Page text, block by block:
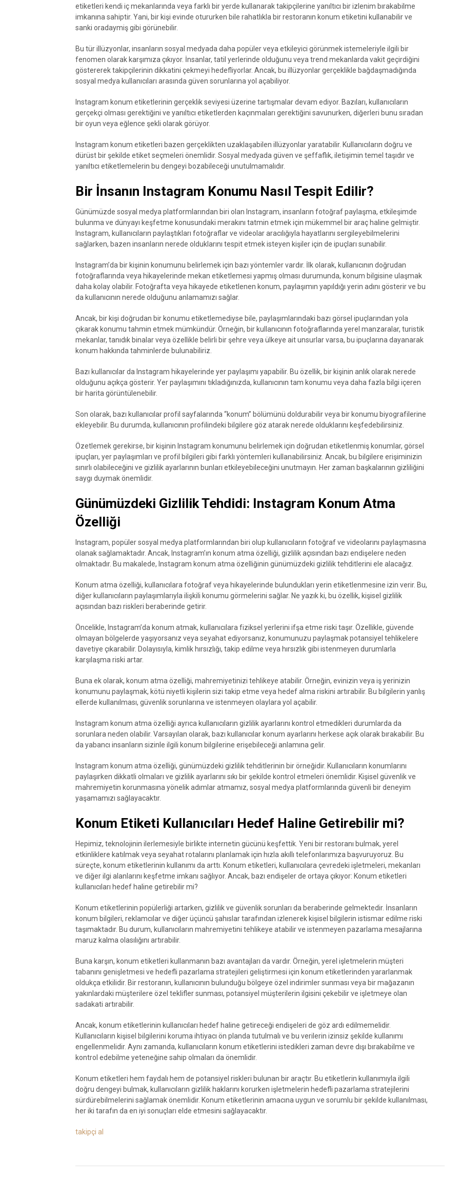
etiketleri kendi iç mekanlarında veya farklı bir yerde kullanarak takipçilerine yanıltıcı bir izlenim bırakabilme
imkanına sahiptir. Yani, bir kişi evinde otururken bile rahatlıkla bir restoranın konum etiketini kullanabilir ve
sanki oradaymiş gibi görünebilir.
Bu tür illüzyonlar, insanların sosyal medyada daha popüler veya etkileyici görünmek istemeleriyle ilgili bir
fenomen olarak karşımıza çıkıyor. İnsanlar, tatil yerlerinde olduğunu veya trend mekanlarda vakit geçirdiğini
göstererek takipçilerinin dikkatini çekmeyi hedefliyorlar. Ancak, bu illüzyonlar gerçeklikle bağdaşmadığında
sosyal medya kullanıcıları arasında güven sorunlarına yol açabiliyor.
Instagram konum etiketlerinin gerçeklik seviyesi üzerine tartışmalar devam ediyor. Bazıları, kullanıcıların
gerçekçi olması gerektiğini ve yanıltıcı etiketlerden kaçınmaları gerektiğini savunurken, diğerleri bunu sıradan
bir oyun veya eğlence şekli olarak görüyor.
Instagram konum etiketleri bazen gerçeklikten uzaklaşabilen illüzyonlar yaratabilir. Kullanıcıların doğru ve
dürüst bir şekilde etiket seçmeleri önemlidir. Sosyal medyada güven ve şeffaflık, iletişimin temel taşıdır ve
yanıltıcı etiketlemelerin bu dengeyi bozabileceği unutulmamalıdır.
Bir İnsanın Instagram Konumu Nasıl Tespit Edilir?
Günümüzde sosyal medya platformlarından biri olan Instagram, insanların fotoğraf paylaşma, etkileşimde
bulunma ve dünyayı keşfetme konusundaki merakını tatmin etmek için mükemmel bir araç haline gelmiştir.
Instagram, kullanıcıların paylaştıkları fotoğraflar ve videolar aracılığıyla hayatlarını sergileyebilmelerini
sağlarken, bazen insanların nerede olduklarını tespit etmek isteyen kişiler için de ipuçları sunabilir.
Instagram’da bir kişinin konumunu belirlemek için bazı yöntemler vardır. İlk olarak, kullanıcının doğrudan
fotoğraflarında veya hikayelerinde mekan etiketlemesi yapmış olması durumunda, konum bilgisine ulaşmak
daha kolay olabilir. Fotoğrafta veya hikayede etiketlenen konum, paylaşımın yapıldığı yerin adını gösterir ve bu
da kullanıcının nerede olduğunu anlamamızı sağlar.
Ancak, bir kişi doğrudan bir konumu etiketlemediyse bile, paylaşımlarındaki bazı görsel ipuçlarından yola
çıkarak konumu tahmin etmek mümkündür. Örneğin, bir kullanıcının fotoğraflarında yerel manzaralar, turistik
mekanlar, tanıdık binalar veya özellikle belirli bir şehre veya ülkeye ait unsurlar varsa, bu ipuçlarına dayanarak
konum hakkında tahminlerde bulunabiliriz.
Bazı kullanıcılar da Instagram hikayelerinde yer paylaşımı yapabilir. Bu özellik, bir kişinin anlık olarak nerede
olduğunu açıkça gösterir. Yer paylaşımını tıkladığınızda, kullanıcının tam konumu veya daha fazla bilgi içeren
bir harita görüntülenebilir.
Son olarak, bazı kullanıcılar profil sayfalarında “konum” bölümünü doldurabilir veya bir konumu biyografilerine
ekleyebilir. Bu durumda, kullanıcının profilindeki bilgilere göz atarak nerede olduklarını keşfedebilirsiniz.
Özetlemek gerekirse, bir kişinin Instagram konumunu belirlemek için doğrudan etiketlenmiş konumlar, görsel
ipuçları, yer paylaşımları ve profil bilgileri gibi farklı yöntemleri kullanabilirsiniz. Ancak, bu bilgilere erişiminizin
sınırlı olabileceğini ve gizlilik ayarlarının bunları etkileyebileceğini unutmayın. Her zaman başkalarının gizliliğini
saygı duymak önemlidir.
Günümüzdeki Gizlilik Tehdidi: Instagram Konum Atma
Özelliği
Instagram, popüler sosyal medya platformlarından biri olup kullanıcıların fotoğraf ve videolarını paylaşmasına
olanak sağlamaktadır. Ancak, Instagram’ın konum atma özelliği, gizlilik açısından bazı endişelere neden
olmaktadır. Bu makalede, Instagram konum atma özelliğinin günümüzdeki gizlilik tehditlerini ele alacağız.
Konum atma özelliği, kullanıcılara fotoğraf veya hikayelerinde bulundukları yerin etiketlenmesine izin verir. Bu,
diğer kullanıcıların paylaşımlarıyla ilişkili konumu görmelerini sağlar. Ne yazık ki, bu özellik, kişisel gizlilik
açısından bazı riskleri beraberinde getirir.
Öncelikle, Instagram’da konum atmak, kullanıcılara fiziksel yerlerini ifşa etme riski taşır. Özellikle, güvende
olmayan bölgelerde yaşıyorsanız veya seyahat ediyorsanız, konumunuzu paylaşmak potansiyel tehlikelere
davetiye çıkarabilir. Dolayısıyla, kimlik hırsızlığı, takip edilme veya hırsızlık gibi istenmeyen durumlarla
karşılaşma riski artar.
Buna ek olarak, konum atma özelliği, mahremiyetinizi tehlikeye atabilir. Örneğin, evinizin veya iş yerinizin
konumunu paylaşmak, kötü niyetli kişilerin sizi takip etme veya hedef alma riskini artırabilir. Bu bilgilerin yanlış
ellerde kullanılması, güvenlik sorunlarına ve istenmeyen olaylara yol açabilir.
Instagram konum atma özelliği ayrıca kullanıcıların gizlilik ayarlarını kontrol etmedikleri durumlarda da
sorunlara neden olabilir. Varsayılan olarak, bazı kullanıcılar konum ayarlarını herkese açık olarak bırakabilir. Bu
da yabancı insanların sizinle ilgili konum bilgilerine erişebileceği anlamına gelir.
Instagram konum atma özelliği, günümüzdeki gizlilik tehditlerinin bir örneğidir. Kullanıcıların konumlarını
paylaşırken dikkatli olmaları ve gizlilik ayarlarını sıkı bir şekilde kontrol etmeleri önemlidir. Kişisel güvenlik ve
mahremiyetin korunmasına yönelik adımlar atmamız, sosyal medya platformlarında güvenli bir deneyim
yaşamamızı sağlayacaktır.
Konum Etiketi Kullanıcıları Hedef Haline Getirebilir mi?
Hepimiz, teknolojinin ilerlemesiyle birlikte internetin gücünü keşfettik. Yeni bir restoranı bulmak, yerel
etkinliklere katılmak veya seyahat rotalarını planlamak için hızla akıllı telefonlarımıza başvuruyoruz. Bu
süreçte, konum etiketlerinin kullanımı da arttı. Konum etiketleri, kullanıcılara çevredeki işletmeleri, mekanları
ve diğer ilgi alanlarını keşfetme imkanı sağlıyor. Ancak, bazı endişeler de ortaya çıkıyor: Konum etiketleri
kullanıcıları hedef haline getirebilir mi?
Konum etiketlerinin popülerliği artarken, gizlilik ve güvenlik sorunları da beraberinde gelmektedir. İnsanların
konum bilgileri, reklamcılar ve diğer üçüncü şahıslar tarafından izlenerek kişisel bilgilerin istismar edilme riski
taşımaktadır. Bu durum, kullanıcıların mahremiyetini tehlikeye atabilir ve istenmeyen pazarlama mesajlarına
maruz kalma olasılığını artırabilir.
Buna karşın, konum etiketleri kullanmanın bazı avantajları da vardır. Örneğin, yerel işletmelerin müşteri
tabanını genişletmesi ve hedefli pazarlama stratejileri geliştirmesi için konum etiketlerinden yararlanmak
oldukça etkilidir. Bir restoranın, kullanıcının bulunduğu bölgeye özel indirimler sunması veya bir mağazanın
yakınlardaki müşterilere özel teklifler sunması, potansiyel müşterilerin ilgisini çekebilir ve işletmeye olan
sadakati artırabilir.
Ancak, konum etiketlerinin kullanıcıları hedef haline getireceği endişeleri de göz ardı edilmemelidir.
Kullanıcıların kişisel bilgilerini koruma ihtiyacı ön planda tutulmalı ve bu verilerin izinsiz şekilde kullanımı
engellenmelidir. Aynı zamanda, kullanıcıların konum etiketlerini istedikleri zaman devre dışı bırakabilme ve
kontrol edebilme yeteneğine sahip olmaları da önemlidir.
Konum etiketleri hem faydalı hem de potansiyel riskleri bulunan bir araçtır. Bu etiketlerin kullanımıyla ilgili
doğru dengeyi bulmak, kullanıcıların gizlilik haklarını korurken işletmelerin hedefli pazarlama stratejilerini
sürdürebilmelerini sağlamak önemlidir. Konum etiketlerinin amacına uygun ve sorumlu bir şekilde kullanılması,
her iki tarafın da en iyi sonuçları elde etmesini sağlayacaktır.
takipçi al